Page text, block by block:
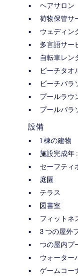
ヘアサロン
荷物保管サ
ウェディン
多言語サー
自転車レン
ビーチタオ
ビーチパラ
プールラウ
プールパラ
設備
1 棟の建物
施設完成年
セーフティ
庭園
テラス
図書室
フィットネ
3 つの屋外
つの屋内プ
ウォーター
ゲームコー